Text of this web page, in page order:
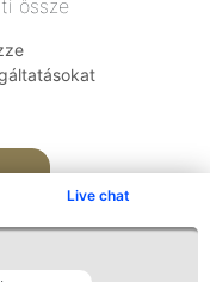
Live chat
össze